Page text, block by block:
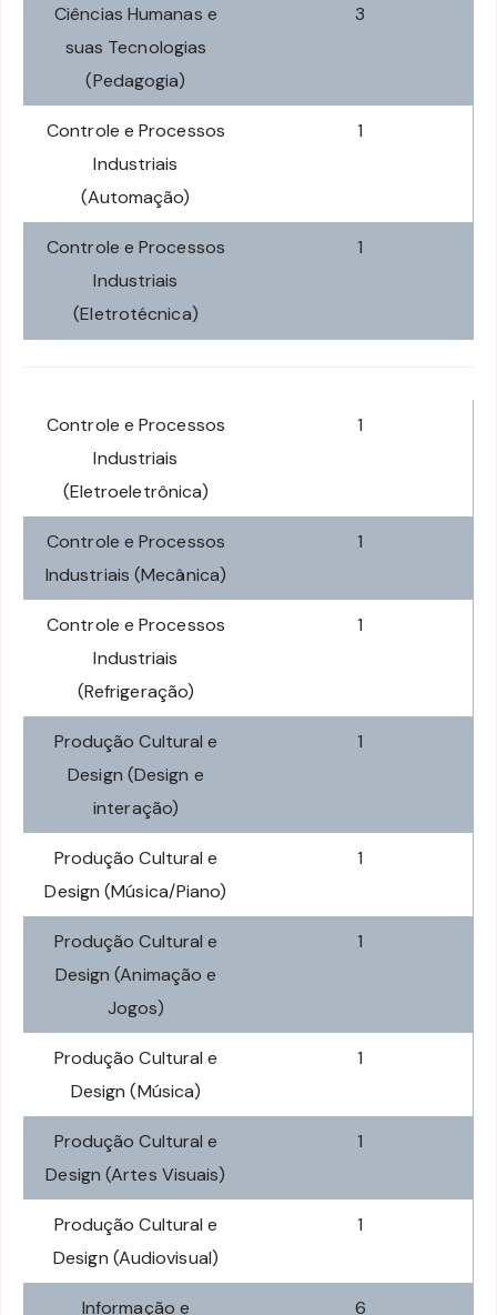
Ciências Humanas e
suas Tecnologias
(Pedagogia)
3
Controle e Processos
Industriais
(Automação)
1
Controle e Processos
Industriais
(Eletrotécnica)
1
Controle e Processos
Industriais
(Eletroeletrônica)
1
Controle e Processos
Industriais (Mecânica)
1
Controle e Processos
Industriais
(Refrigeração)
1
Produção Cultural e
Design (Design e
interação)
1
Produção Cultural e
Design (Música/Piano)
1
Produção Cultural e
Design (Animação e
Jogos)
1
Produção Cultural e
Design (Música)
1
Produção Cultural e
Design (Artes Visuais)
1
Produção Cultural e
Design (Audiovisual)
1
Informação e 6